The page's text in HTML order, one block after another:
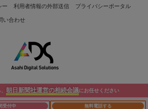
朝日新聞社運営の相続会議にお任せください
受付中 無料電話する
ー 利用者情報の外部送信 プライバシーポータル
い合わせ
Shimbun Company. All Rights Reserved.